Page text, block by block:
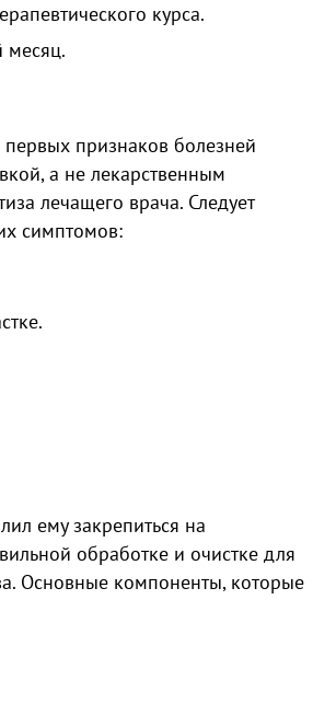
курса.
месяц.
признаков болезней
а не лекарственным
лечащего врача. Следует
симптомов:
ему закрепиться на
обработке и очистке для
Основные компоненты, которые